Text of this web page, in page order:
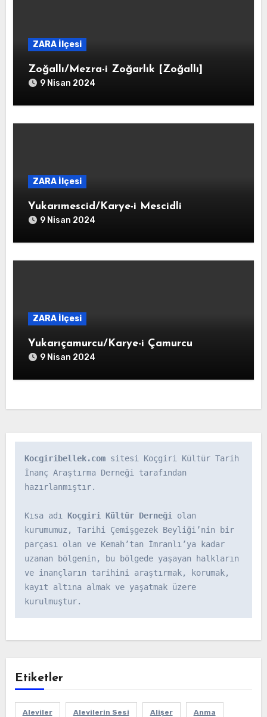
ZARA İlçesi
Zoğallı/Mezra-i Zoğarlık [Zoğallı]
9 Nisan 2024
ZARA İlçesi
Yukarımescid/Karye-i Mescidli
9 Nisan 2024
ZARA İlçesi
Yukarıçamurcu/Karye-i Çamurcu
9 Nisan 2024
Kocgiribellek.com sitesi Koçgiri Kültür Tarih
İnanç Araştırma Derneği tarafından
hazırlanmıştır.
Kısa adı Koçgiri Kültür Derneği olan
kurumumuz, Tarihi Çemişgezek Beyliği’nin bir
parçası olan ve Kemah’tan İmranlı’ya kadar
uzanan bölgenin, bu bölgede yaşayan halkların
ve inançların tarihini araştırmak, korumak,
kayıt altına almak ve yaşatmak üzere
kurulmuştur.
Etiketler
Aleviler Alevilerin Sesi Alişer Anma